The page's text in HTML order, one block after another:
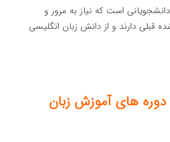
است که نیاز به مرور و
قبلی دارند و از دانش زبان انگلیسی
های آموزش زبان